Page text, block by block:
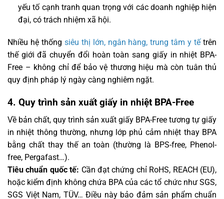
yếu tố cạnh tranh quan trọng với các doanh nghiệp hiện
đại, có trách nhiệm xã hội.
Nhiều hệ thống siêu thị lớn, ngân hàng, trung tâm y tếtrên
thế giới đã chuyển đổi hoàn toàn sang giấy in nhiệt BPA-
Free – không chỉ để bảo vệ thương hiệu mà còn tuân thủ
quy định pháp lý ngày càng nghiêm ngặt.
4. Quy trình sản xuất giấy in nhiệt BPA-Free
Về bản chất, quy trình sản xuất giấy BPA-Free tương tự giấy
in nhiệt thông thường, nhưng lớp phủ cảm nhiệt thay BPA
bằng chất thay thế an toàn (thường là BPS-free, Phenol-
free, Pergafast…).
Tiêu chuẩn quốc tế: Cần đạt chứng chỉ RoHS, REACH (EU),
hoặc kiểm định không chứa BPA của các tổ chức như SGS,
SGS Việt Nam, TÜV… Điều này bảo đảm sản phẩm chuẩn